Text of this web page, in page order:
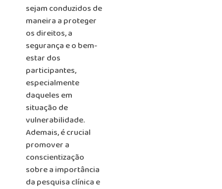
sejam conduzidos de
maneira a proteger
os direitos, a
segurança e o bem-
estar dos
participantes,
especialmente
daqueles em
situação de
vulnerabilidade.
Ademais, é crucial
promover a
conscientização
sobre a importância
da pesquisa clínica e